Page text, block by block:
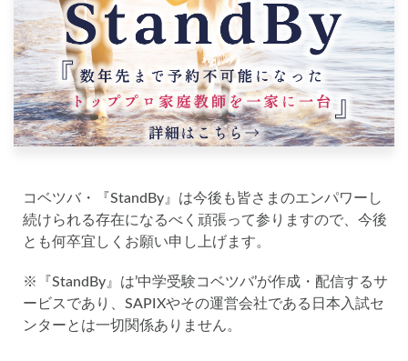
コベツバ・『StandBy』は今後も皆さまのエンパワーし
続けられる存在になるべく頑張って参りますので、今後
とも何卒宜しくお願い申し上げます。
※『StandBy』は’中学受験コベツバ’が作成・配信するサ
ービスであり、SAPIXやその運営会社である日本入試セ
ンターとは一切関係ありません。